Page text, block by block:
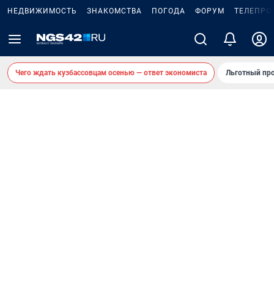
НЕДВИЖИМОСТЬ ЗНАКОМСТВА ПОГОДА ФОРУМ
Чего ждать кузбассовцам осенью — ответ экономиста Льготный